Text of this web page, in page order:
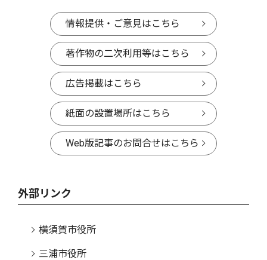
情報提供・ご意見はこちら
著作物の二次利用等はこちら
広告掲載はこちら
紙面の設置場所はこちら
Web版記事のお問合せはこちら
外部リンク
横須賀市役所
三浦市役所